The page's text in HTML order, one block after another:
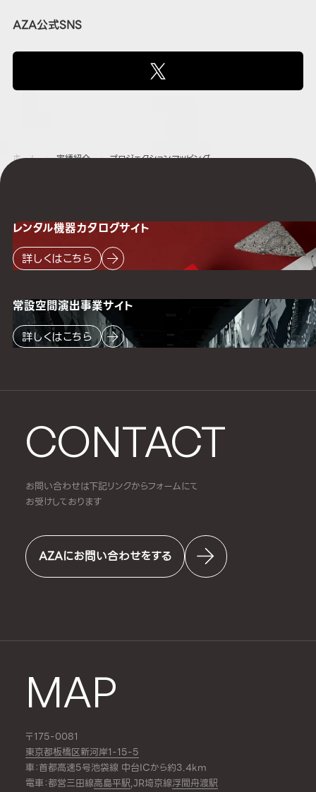
ホーム 実績紹介 プロジェクションマッピング
AZA公式SNS
CONTACT
お問い合わせは下記リンクからフォームにて
お受けしております
AZAにお問い合わせをする
MAP
〒175-0081
東京都板橋区新河岸1-15-5
車：首都高速5号池袋線 中台ICから約3.4km
電車：都営三田線高島平駅,JR埼京線浮間舟渡駅
レンタル機器カタログサイト
詳しくはこちら
常設空間演出事業サイト
詳しくはこちら